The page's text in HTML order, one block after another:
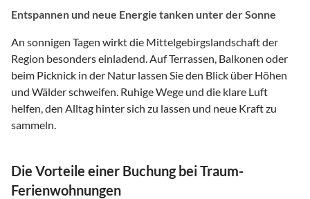
Entspannen und neue Energie tanken unter der Sonne
An sonnigen Tagen wirkt die Mittelgebirgslandschaft der
Region besonders einladend. Auf Terrassen, Balkonen oder
beim Picknick in der Natur lassen Sie den Blick über Höhen
und Wälder schweifen. Ruhige Wege und die klare Luft
helfen, den Alltag hinter sich zu lassen und neue Kraft zu
sammeln.
Die Vorteile einer Buchung bei Traum-
Ferienwohnungen